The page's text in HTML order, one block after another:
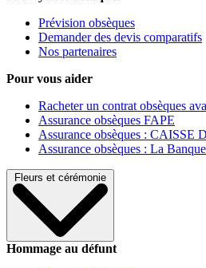
Prévision obsèques
Demander des devis comparatifs
Nos partenaires
Pour vous aider
Racheter un contrat obsèques
Assurance obsèques FAPE
Assurance obsèques : CAISSE
Assurance obsèques : La
Fleurs et cérémonie
Hommage au défunt